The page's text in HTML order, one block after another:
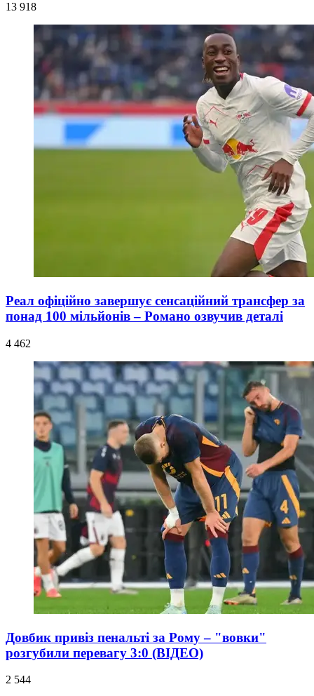
13 918
Реал офіційно завершує сенсаційний трансфер за
понад 100 мільйонів – Романо озвучив деталі
4 462
Довбик привіз пенальті за Рому – "вовки"
розгубили перевагу 3:0 (ВІДЕО)
2 544